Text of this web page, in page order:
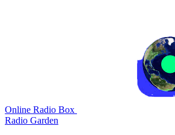
Online Radio Box
Radio Garden